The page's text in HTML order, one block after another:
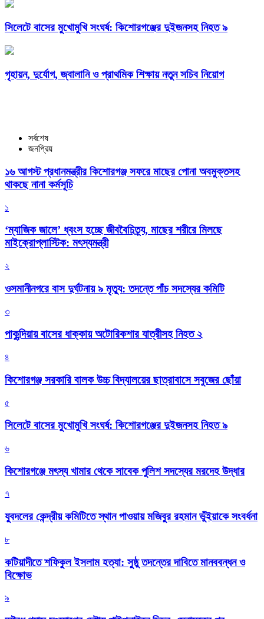
সিলেটে বাসের মুখোমুখি সংঘর্ষ: কিশোরগঞ্জের দুইজনসহ নিহত ৯
গৃহায়ন, দুর্যোগ, জ্বালানি ও প্রাথমিক শিক্ষায় নতুন সচিব নিয়োগ
সর্বশেষ
জনপ্রিয়
১৬ আগস্ট প্রধানমন্ত্রীর কিশোরগঞ্জ সফরে মাছের পোনা অবমুক্তসহ
থাকছে নানা কর্মসূচি
১
‘ম্যাজিক জালে’ ধ্বংস হচ্ছে জীববৈচিত্র্য, মাছের শরীরে মিলছে
মাইক্রোপ্লাস্টিক: মৎস্যমন্ত্রী
২
ওসমানীনগরে বাস দুর্ঘটনায় ৯ মৃত্যু: তদন্তে পাঁচ সদস্যের কমিটি
৩
পাকুন্দিয়ায় বাসের ধাক্কায় অটোরিকশার যাত্রীসহ নিহত ২
৪
কিশোরগঞ্জ সরকারি বালক উচ্চ বিদ্যালয়ের ছাত্রাবাসে সবুজের ছোঁয়া
৫
সিলেটে বাসের মুখোমুখি সংঘর্ষ: কিশোরগঞ্জের দুইজনসহ নিহত ৯
৬
কিশোরগঞ্জে মৎস্য খামার থেকে সাবেক পুলিশ সদস্যের মরদেহ উদ্ধার
৭
যুবদলের কেন্দ্রীয় কমিটিতে স্থান পাওয়ায় মজিবুর রহমান ভুঁইয়াকে সংবর্ধনা
৮
কটিয়াদীতে শফিকুল ইসলাম হত্যা: সুষ্ঠু তদন্তের দাবিতে মানববন্ধন ও
বিক্ষোভ
৯